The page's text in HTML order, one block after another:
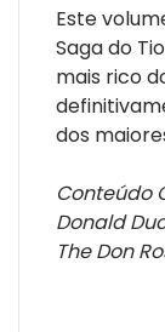
Este
Saga do
mais rico
dos
Conteúdo
Donald
The Don